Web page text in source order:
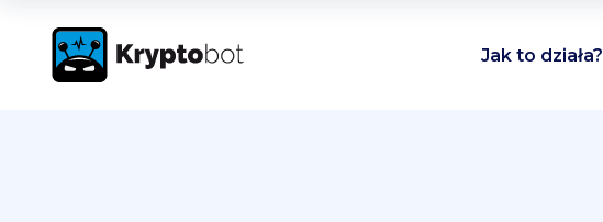
Jak to działa?